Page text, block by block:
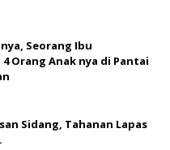
Seorang Ibu
Orang Anak nya di Pantai
Sidang, Tahanan Lapas